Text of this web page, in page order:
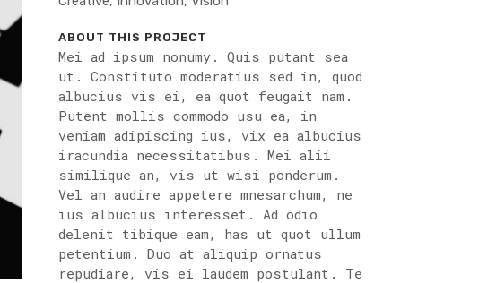
ABOUT THIS PROJECT
Mei ad ipsum nonumy. Quis putant sea
ut. Constituto moderatius sed in, quod
albucius vis ei, ea quot feugait nam.
Putent mollis commodo usu ea, in
veniam adipiscing ius, vix ea albucius
iracundia necessitatibus. Mei alii
similique an, vis ut wisi ponderum.
Vel an audire appetere mnesarchum, ne
ius albucius interesset. Ad odio
delenit tibique eam, has ut quot ullum
petentium. Duo at aliquip ornatus
repudiare, vis ei laudem postulant. Te